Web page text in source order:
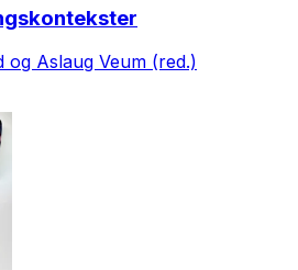
og Aslaug Veum (red.)